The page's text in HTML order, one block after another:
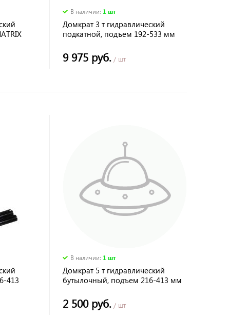
В наличии: 1 шт
Домкрат 3 т гидравлический
подкатной, подъем 192-533 мм
9 975 руб. / шт
413
В наличии: 1 шт
Домкрат 5 т гидравлический
бутылочный, подъем 216-413 мм
2 500 руб. / шт